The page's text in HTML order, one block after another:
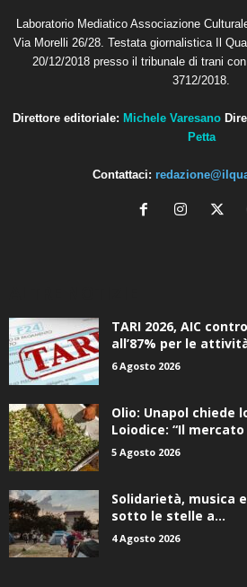
Laboratorio Mediatico Associazione
Via Morelli 26/28. Testata giornalistica Il
20/12/2018 presso il tribunale di trani
3712/2018.
Direttore editoriale: Michele Varesano
Petta
Contattaci:
TARI 2026, AIC
all’87% per le
6 Agosto 2026
Olio: Unapol chiede
Loiodice: “Il
5 Agosto 2026
Solidarietà, musica
sotto le stelle a...
4 Agosto 2026